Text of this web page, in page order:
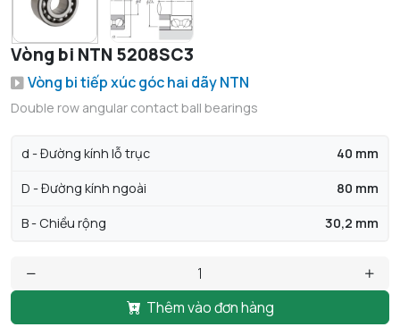
Vòng bi NTN 5208SC3
Vòng bi tiếp xúc góc hai dãy NTN
Double row angular contact ball bearings
d - Đường kính lỗ trục 40 mm
D - Đường kính ngoài 80 mm
B - Chiều rộng 30,2 mm
Thêm vào đơn hàng